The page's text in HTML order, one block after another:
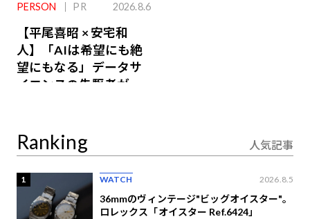
PERSON PR 2026.8.6
【平尾喜昭 × 安宅和
人】「AIは希望にも絶
望にもなる」データサ
イエンスの先駆者が語
Ranking 人気記事
1 WATCH 2026.8.5
36mmのヴィンテージ"ビッグオイスター"。
ロレックス「オイスター Ref.6424」